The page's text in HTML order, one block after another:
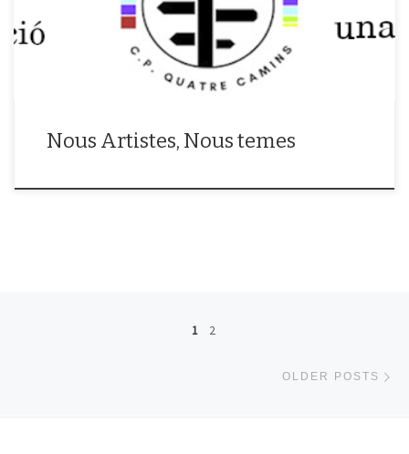
Nous Artistes, Nous temes
Posts navigation
1 2
OLDER POSTS